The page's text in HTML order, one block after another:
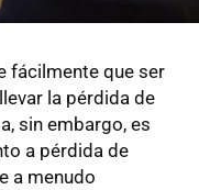
fácilmente que ser
la pérdida de
sin embargo, es
a pérdida de
a menudo